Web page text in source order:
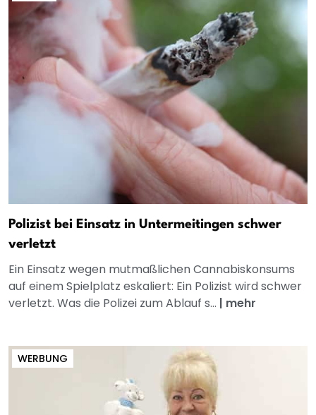
Polizist bei Einsatz in Untermeitingen schwer
verletzt
Ein Einsatz wegen mutmaßlichen Cannabiskonsums
auf einem Spielplatz eskaliert: Ein Polizist wird schwer
verletzt. Was die Polizei zum Ablauf s... | mehr
WERBUNG